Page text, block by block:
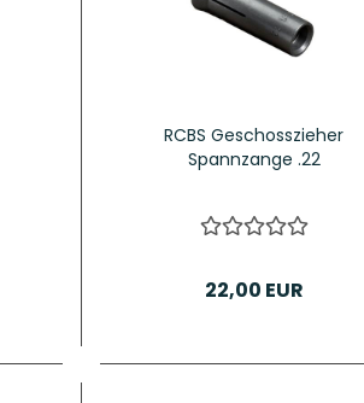
RCBS Geschosszieher
Spannzange .22
22,00 EUR